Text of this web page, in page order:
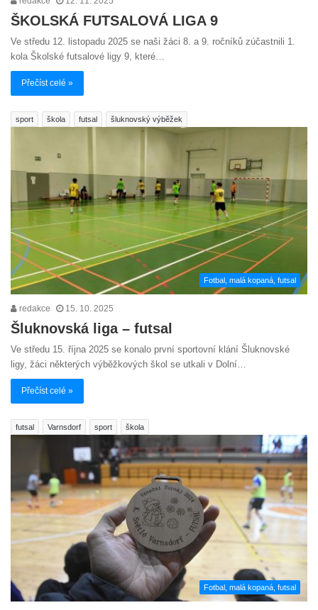
ŠKOLSKÁ FUTSALOVÁ LIGA 9
Ve středu 12. listopadu 2025 se naši žáci 8. a 9. ročníků zúčastnili 1.
kola Školské futsalové ligy 9, které…
Přečíst celé »
sport škola futsal šluknovský výběžek
Fotbal, malá kopaná, futsal
redakce 15. 10. 2025
Šluknovská liga – futsal
Ve středu 15. října 2025 se konalo první sportovní klání Šluknovské
ligy, žáci některých výběžkových škol se utkali v Dolní…
Přečíst celé »
futsal Varnsdorf sport škola
Fotbal, malá kopaná, futsal